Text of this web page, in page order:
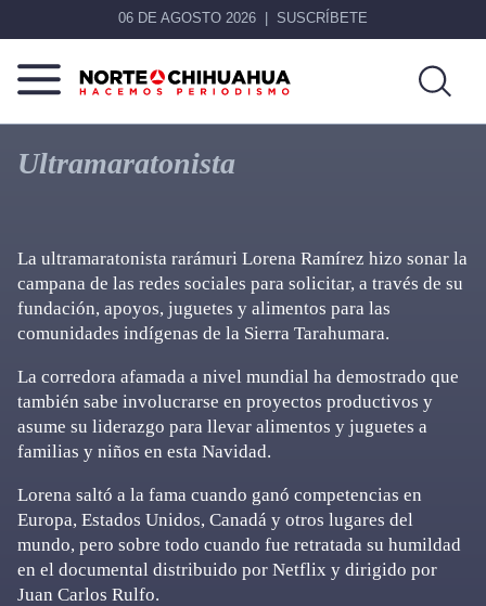
06 DE AGOSTO 2026 SUSCRÍBETE
Norte
Chihuahua
Más
que
noticias,
Ultramaratonista
La ultramaratonista rarámuri Lorena Ramírez hizo sonar la
campana de las redes sociales para solicitar, a través de su
fundación, apoyos, juguetes y alimentos para las
comunidades indígenas de la Sierra Tarahumara.
La corredora afamada a nivel mundial ha demostrado que
también sabe involucrarse en proyectos productivos y
asume su liderazgo para llevar alimentos y juguetes a
familias y niños en esta Navidad.
Lorena saltó a la fama cuando ganó competencias en
Europa, Estados Unidos, Canadá y otros lugares del
mundo, pero sobre todo cuando fue retratada su humildad
en el documental distribuido por Netflix y dirigido por
Juan Carlos Rulfo.